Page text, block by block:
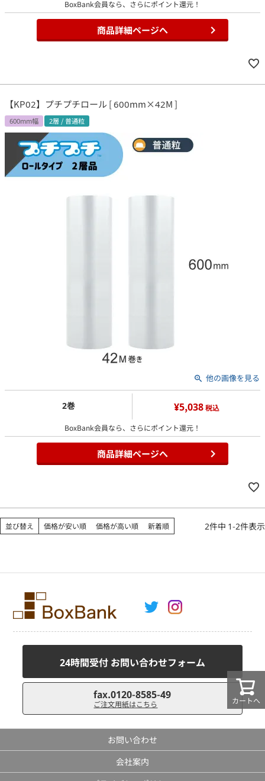
BoxBank会員なら、さらにポイント還元！
商品詳細ページへ
【KP02】プチプチロール [ 600mm×42M ]
600mm幅 2層 / 普通粒
他の画像を見る
2巻 ¥5,038 税込
BoxBank会員なら、さらにポイント還元！
商品詳細ページへ
並び替え 価格が安い順 価格が高い順 新着順 2件中 1-2件表示
カートへ
24時間受付 お問い合わせフォーム
fax.0120-8585-49
ご注文用紙はこちら
お問い合わせ
会社案内